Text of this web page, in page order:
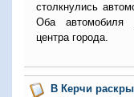
столкнулись
Оба автомобиля
центра города.
В Керчи